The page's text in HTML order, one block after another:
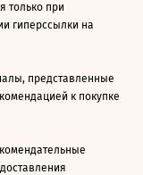
только при
гиперссылки на
представленные
к покупке